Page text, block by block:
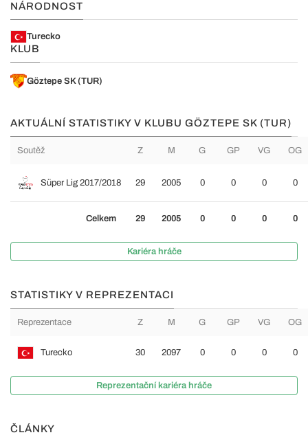
NÁRODNOST
Turecko
KLUB
Göztepe SK (TUR)
AKTUÁLNÍ STATISTIKY V KLUBU GÖZTEPE SK (TUR)
Soutěž Z M G GP VG OG
Süper Lig 2017/2018 29 2005 0 0 0 0
Celkem 29 2005 0 0 0 0
Kariéra hráče
STATISTIKY V REPREZENTACI
Reprezentace Z M G GP VG OG
Turecko 30 2097 0 0 0 0
Reprezentační kariéra hráče
ČLÁNKY